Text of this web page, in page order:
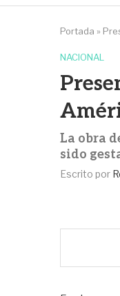
Portada »
NACIONAL
La obra
sido
Escrito por